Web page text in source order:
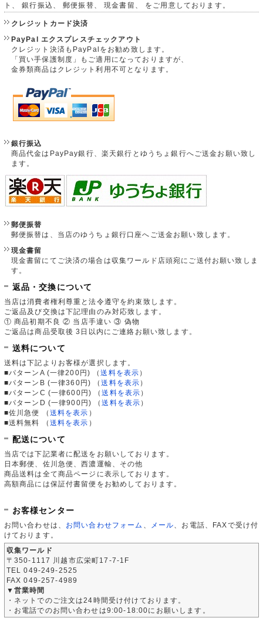
ト、 銀行振込、 郵便振替、 現金書留、 をご用意しております。
クレジットカード決済
PayPal エクスプレスチェックアウト
クレジット決済もPayPalをお勧め致します。
「買い手保護制度」もご適用になっておりますが、
金券類商品はクレジット利用不可となります。
銀行振込
商品代金はPayPay銀行、楽天銀行とゆうちょ銀行へご送金お願い致し
ます。
郵便振替
郵便振替は、当店のゆうちょ銀行口座へご送金お願い致します。
現金書留
現金書留にてご決済の場合は収集ワールド店頭宛にご送付お願い致しま
す。
返品・交換について
当店は消費者権利尊重と法令遵守を約束致します。
ご返品及び交換は下記理由のみ対応致します。
① 商品初期不良 ② 当店手違い ③ 偽物
ご返品は商品受取後 3日以内にご連絡お願い致します。
送料について
送料は下記よりお客様が選択します。
■パターンA (一律200円)
（送料を表示 ）
■パターンB (一律360円)
（送料を表示 ）
■パターンC (一律600円)
（送料を表示 ）
■パターンD (一律900円)
（送料を表示 ）
■佐川急便
（ 送料を表示 ）
■送料無料
（ 送料を表示 ）
配送について
当店では下記業者に配送をお願いしております。
日本郵便、佐川急便、西濃運輸、その他
商品送料は全て商品ページに表示しております。
高額商品には保証付書留便をお勧めしております。
お客様センター
お問い合わせは、 お問い合わせフォーム メール 、お電話、FAXで受け付
けております。
収集ワールド
〒350-1117 川越市広栄町17-7-1F
TEL 049-249-2525
FAX 049-257-4989
▼営業時間
・ネットでのご注文は24時間受け付けております。
・お電話でのお問い合わせは9:00-18:00にお願いします。